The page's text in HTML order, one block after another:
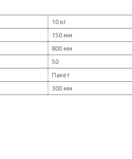
10 кг
150 мм
800 мм
50
Пакет
300 мм